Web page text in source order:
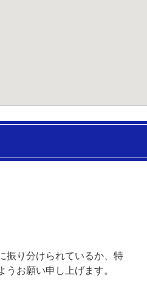
振り分けられているか、特
お願い申し上げます。